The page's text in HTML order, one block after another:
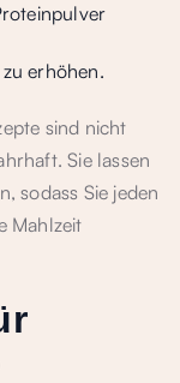
erhöhen.
sind nicht
Sie lassen
sodass Sie jeden
Mahlzeit